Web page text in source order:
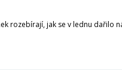
rozebírají, jak se v lednu